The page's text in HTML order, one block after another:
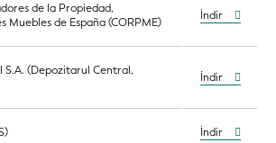
de la Propiedad,
Muebles de España (CORPME)
İndir
(Depozitarul Central,
İndir
İndir